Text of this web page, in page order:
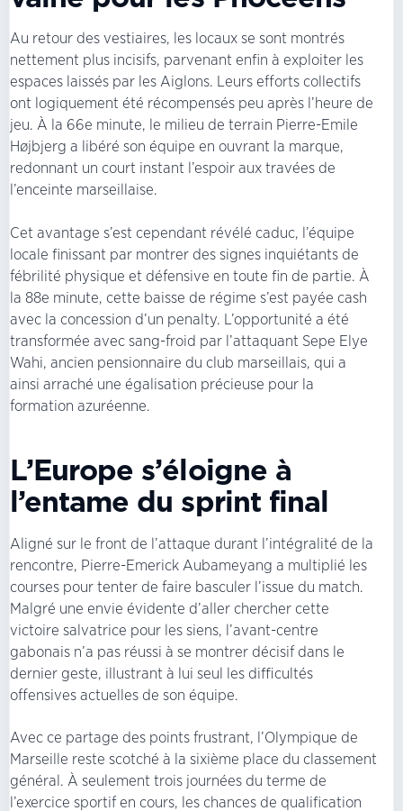
Au retour des vestiaires, les locaux se sont montrés
nettement plus incisifs, parvenant enfin à exploiter les
espaces laissés par les Aiglons. Leurs efforts collectifs
ont logiquement été récompensés peu après l’heure de
jeu. À la 66e minute, le milieu de terrain Pierre-Emile
Højbjerg a libéré son équipe en ouvrant la marque,
redonnant un court instant l’espoir aux travées de
l’enceinte marseillaise.
Cet avantage s’est cependant révélé caduc, l’équipe
locale finissant par montrer des signes inquiétants de
fébrilité physique et défensive en toute fin de partie. À
la 88e minute, cette baisse de régime s’est payée cash
avec la concession d’un penalty. L’opportunité a été
transformée avec sang-froid par l’attaquant Sepe Elye
Wahi, ancien pensionnaire du club marseillais, qui a
ainsi arraché une égalisation précieuse pour la
formation azuréenne.
L’Europe s’éloigne à
l’entame du sprint final
Aligné sur le front de l’attaque durant l’intégralité de la
rencontre, Pierre-Emerick Aubameyang a multiplié les
courses pour tenter de faire basculer l’issue du match.
Malgré une envie évidente d’aller chercher cette
victoire salvatrice pour les siens, l’avant-centre
gabonais n’a pas réussi à se montrer décisif dans le
dernier geste, illustrant à lui seul les difficultés
offensives actuelles de son équipe.
Avec ce partage des points frustrant, l’Olympique de
Marseille reste scotché à la sixième place du classement
général. À seulement trois journées du terme de
l’exercice sportif en cours, les chances de qualification